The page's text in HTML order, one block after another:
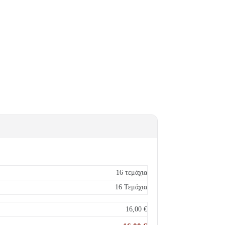
16 τεμάχια
16 Τεμάχια
16,00 €